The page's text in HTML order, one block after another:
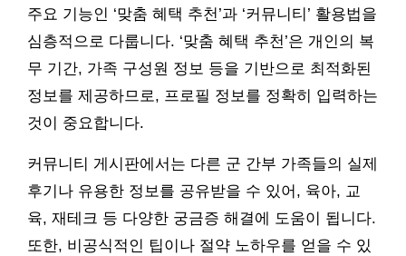
주요 기능인 ‘맞춤 혜택 추천’과 ‘커뮤니티’ 활용법을
심층적으로 다룹니다. ‘맞춤 혜택 추천’은 개인의 복
무 기간, 가족 구성원 정보 등을 기반으로 최적화된
정보를 제공하므로, 프로필 정보를 정확히 입력하는
것이 중요합니다.
커뮤니티 게시판에서는 다른 군 간부 가족들의 실제
후기나 유용한 정보를 공유받을 수 있어, 육아, 교
육, 재테크 등 다양한 궁금증 해결에 도움이 됩니다.
또한, 비공식적인 팁이나 절약 노하우를 얻을 수 있